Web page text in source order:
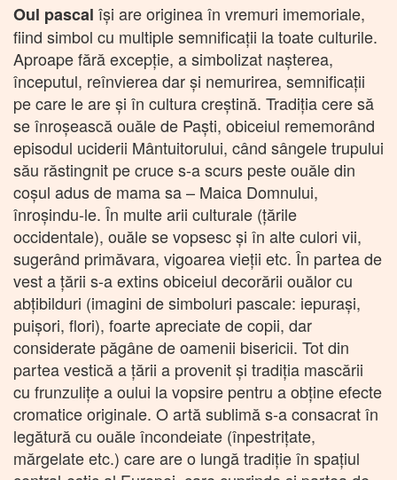
Oul pascal își are originea în vremuri imemoriale,
fiind simbol cu multiple semnificații la toate culturile.
Aproape fără excepție, a simbolizat nașterea,
începutul, reînvierea dar și nemurirea, semnificații
pe care le are și în cultura creștină. Tradiția cere să
se înroșească ouăle de Paști, obiceiul rememorând
episodul uciderii Mântuitorului, când sângele trupului
său răstingnit pe cruce s-a scurs peste ouăle din
coșul adus de mama sa – Maica Domnului,
înroșindu-le. În multe arii culturale (țările
occidentale), ouăle se vopsesc și în alte culori vii,
sugerând primăvara, vigoarea vieții etc. În partea de
vest a țării s-a extins obiceiul decorării ouălor cu
abțibilduri (imagini de simboluri pascale: iepurași,
puișori, flori), foarte apreciate de copii, dar
considerate păgâne de oamenii bisericii. Tot din
partea vestică a țării a provenit și tradiția mascării
cu frunzulițe a oului la vopsire pentru a obține efecte
cromatice originale. O artă sublimă s-a consacrat în
legătură cu ouăle încondeiate (înpestrițate,
mărgelate etc.) care are o lungă tradiție în spațiul